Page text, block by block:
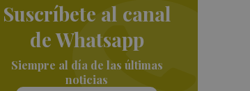
Suscríbete al canal
de Whatsapp
Siempre al día de las últimas
noticias